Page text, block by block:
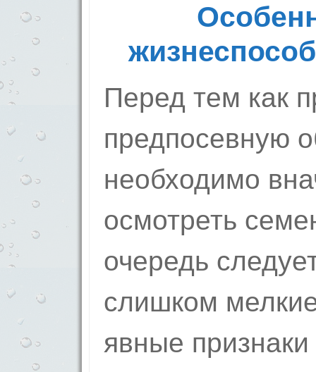
Перед тем как
предпосевную
необходимо
осмотреть
очередь
слишком
явные